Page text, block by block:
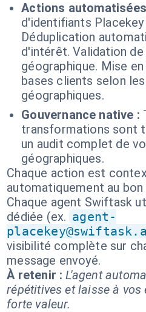
Actions
d'identifiants Placekey
Déduplication
d'intérêt. Validation
géographique. Mise
bases clients selon
géographiques.
Gouvernance native :
transformations sont
un audit complet de
géographiques.
Chaque action est
automatiquement au
Chaque agent Swiftask
dédiée (ex. agent-
visibilité complète sur
message envoyé.
À retenir : L'agent
répétitives et laisse à
forte valeur.